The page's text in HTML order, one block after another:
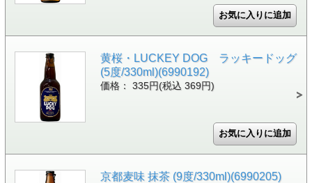
黄桜・LUCKEY DOG ラッキードッグ
(5度/330ml)(6990192)
価格： 335円(税込 369円)
京都麦味 抹茶 (9度/330ml)(6990205)